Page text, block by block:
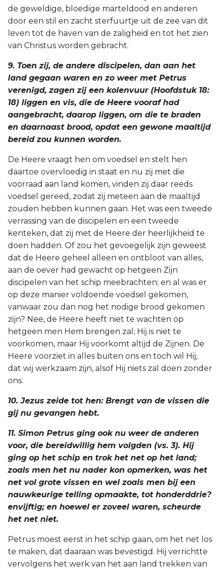
de geweldige, bloedige marteldood en anderen
door een stil en zacht sterfuurtje uit de zee van dit
leven tot de haven van de zaligheid en tot het zien
van Christus worden gebracht.
9. Toen zij, de andere discipelen, dan aan het
land gegaan waren en zo weer met Petrus
verenigd, zagen zij een kolenvuur (Hoofdstuk 18:
18) liggen en vis, die de Heere vooraf had
aangebracht, daarop liggen, om die te braden
en daarnaast brood, opdat een gewone maaltijd
bereid zou kunnen worden.
De Heere vraagt hen om voedsel en stelt hen
daartoe overvloedig in staat en nu zij met die
voorraad aan land komen, vinden zij daar reeds
voedsel gereed, zodat zij meteen aan de maaltijd
zouden hebben kunnen gaan. Het was een tweede
verrassing van de discipelen en een tweede
kenteken, dat zij met de Heere der heerlijkheid te
doen hadden. Of zou het gevoegelijk zijn geweest
dat de Heere geheel alleen en ontbloot van alles,
aan de oever had gewacht op hetgeen Zijn
discipelen van het schip meebrachten; en al was er
op deze manier voldoende voedsel gekomen,
vanwaar zou dan nog het nodige brood gekomen
zijn? Nee, de Heere heeft niet te wachten op
hetgeen men Hem brengen zal; Hij is niet te
voorkomen, maar Hij voorkomt altijd de Zijnen. De
Heere voorziet in alles buiten ons en toch wil Hij,
dat wij werkzaam zijn, alsof Hij niets zal doen zonder
ons.
10. Jezus zeide tot hen: Brengt van de vissen die
gij nu gevangen hebt.
11. Simon Petrus ging ook nu weer de anderen
voor, die bereidwillig hem volgden (vs. 3). Hij
ging op het schip en trok het net op het land;
zoals men het nu nader kon opmerken, was het
net vol grote vissen en wel zoals men bij een
nauwkeurige telling opmaakte, tot honderddrie?
envijftig; en hoewel er zoveel waren, scheurde
het net niet.
Petrus moest eerst in het schip gaan, om het net los
te maken, dat daaraan was bevestigd. Hij verrichtte
vervolgens het werk van het aan land trekken van